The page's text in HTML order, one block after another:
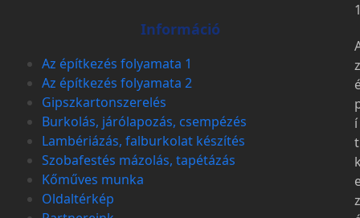
Információ
Az építkezés folyamata 1
Az építkezés folyamata 2
Gipszkartonszerelés
Burkolás, járólapozás, csempézés
Lambériázás, falburkolat készítés
Szobafestés mázolás, tapétázás
Kőműves munka
Oldaltérkép
z
í
t
z